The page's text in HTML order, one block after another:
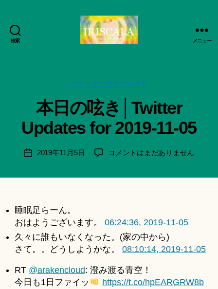
検索
日
活
動
記
録・
品
IRISCALA
メニュー
カ
ゴ
リ
ー
ツイッターダイジェスト
本日の呟き│Twitter
Updates for 2019-11-05
投
:
智
月
a
u
ki
＊
投
2019年11月5日
本
for
2019-
11-
へ
の
コメントはまだありません
睡眠足らーん。
おはようございます。 06:24:36, 2019-11-05
久々に誰もいなくなった。(家の中から)
さて。。どうしようかな。 08:10:14, 2019-11-05
RT @arakencloud: 澄み渡る青空！
今日も1日ファイッ
https://t.co/hpEARGRW8b